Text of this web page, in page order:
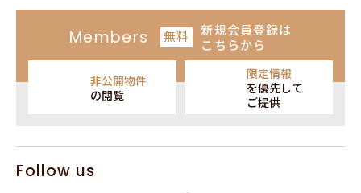
Follow us
Members 無料 新規会員登録は
こちらから
非公開物件
の閲覧
限定情報
を優先して
ご提供